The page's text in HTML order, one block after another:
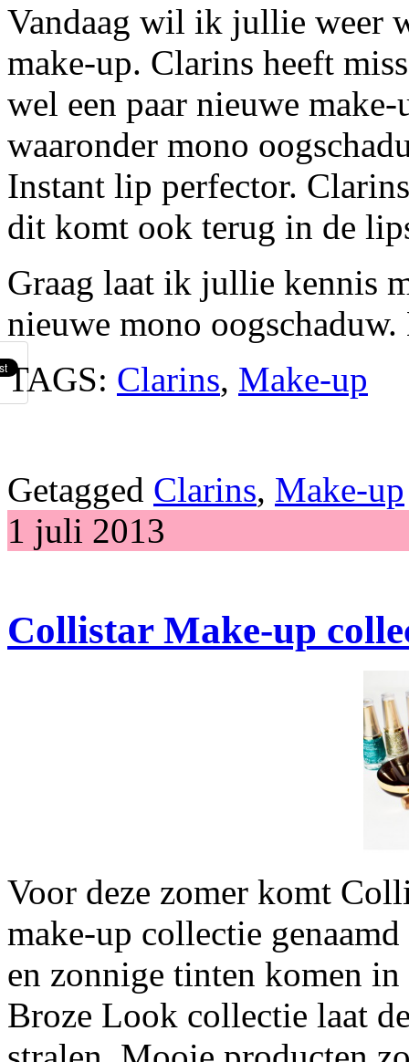
Vandaag wil ik jullie weer
make-up. Clarins heeft
wel een paar nieuwe
waaronder mono
Instant lip perfector.
dit komt ook terug in de
Graag laat ik jullie kennis
nieuwe mono
TAGS: Clarins, Make-up
Getagged Clarins, Make-up
1 juli 2013
Collistar Make-up
Voor deze zomer komt
make-up collectie
en zonnige tinten komen
Broze Look collectie laat